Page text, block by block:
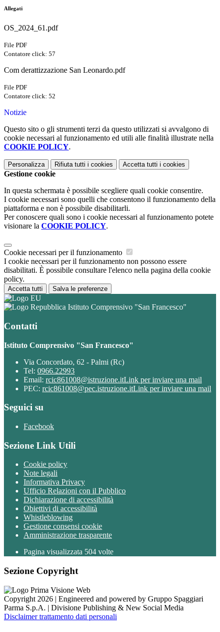
Allegati
OS_2024_61.pdf
File PDF
Contatore click: 57
Com derattizzazione San Leonardo.pdf
File PDF
Contatore click: 52
Notizie
Questo sito o gli strumenti terzi da questo utilizzati si avvalgono di
cookie necessari al funzionamento ed utili alle finalità illustrate nella
COOKIE POLICY.
Personalizza Rifiuta tutti i cookies Accetta tutti i cookies
Gestione cookie
In questa schermata è possibile scegliere quali cookie consentire.
I cookie necessari sono quelli che consentono il funzionamento della
piattaforma e non è possibile disabilitarli.
Per conoscere quali sono i cookie necessari al funzionamento potete
visionare la COOKIE POLICY.
Cookie necessari per il funzionamento
I cookie necessari per il funzionamento non possono essere
disabilitati. È possibile consultare l'elenco nella pagina della cookie
policy.
Accetta tutti Salva le preferenze
Istituto Comprensivo "San Francesco"
Contatti
Istituto Comprensivo "San Francesco"
Via Concordato, 62 - Palmi (Rc)
Tel: 0966.22993
Email: rcic861008@istruzione.itLink per inviare una mail
PEC: rcic861008@pec.istruzione.itLink per inviare una mail
Seguici su
Facebook
Sezione Link Utili
Cookie policy
Note legali
Informativa Privacy
Ufficio Relazioni con il Pubblico
Dichiarazione di accessibilità
Obiettivi di accessibilità
Whistleblowing
Gestione consensi cookie
Amministrazione trasparente
Pagina visualizzata 504 volte
Sezione Copyright
Copyright 2026 | Engineered and powered by Gruppo Spaggiari
Parma S.p.A. | Divisione Publishing & New Social Media
Disclaimer trattamento dati personali